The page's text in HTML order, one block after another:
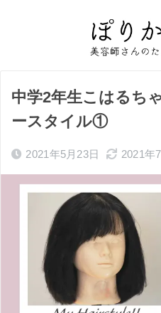
中学2年生こはるち
ースタイル①
2021年5月23日 2021年